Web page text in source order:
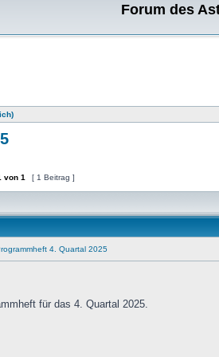
Forum des
von 1 [ 1 Beitrag ]
4. Quartal 2025
für das 4. Quartal 2025.